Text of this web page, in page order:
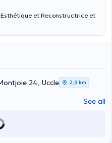
et Reconstructrice et
24, Uccle 2,9 km
See all